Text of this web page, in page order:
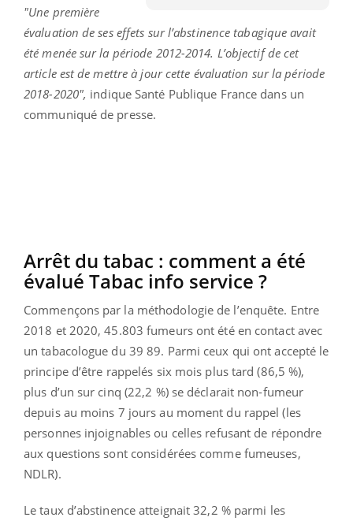
"Une première
évaluation de ses effets sur l’abstinence tabagique avait
été menée sur la période 2012-2014. L’objectif de cet
article est de mettre à jour cette évaluation sur la période
2018-2020", indique Santé Publique France dans un
communiqué de presse.
Arrêt du tabac : comment a été
évalué Tabac info service ?
Commençons par la méthodologie de l’enquête. Entre
2018 et 2020, 45.803 fumeurs ont été en contact avec
un tabacologue du 39 89. Parmi ceux qui ont accepté le
principe d’être rappelés six mois plus tard (86,5 %),
plus d’un sur cinq (22,2 %) se déclarait non-fumeur
depuis au moins 7 jours au moment du rappel (les
personnes injoignables ou celles refusant de répondre
aux questions sont considérées comme fumeuses,
NDLR).
Le taux d’abstinence atteignait 32,2 % parmi les